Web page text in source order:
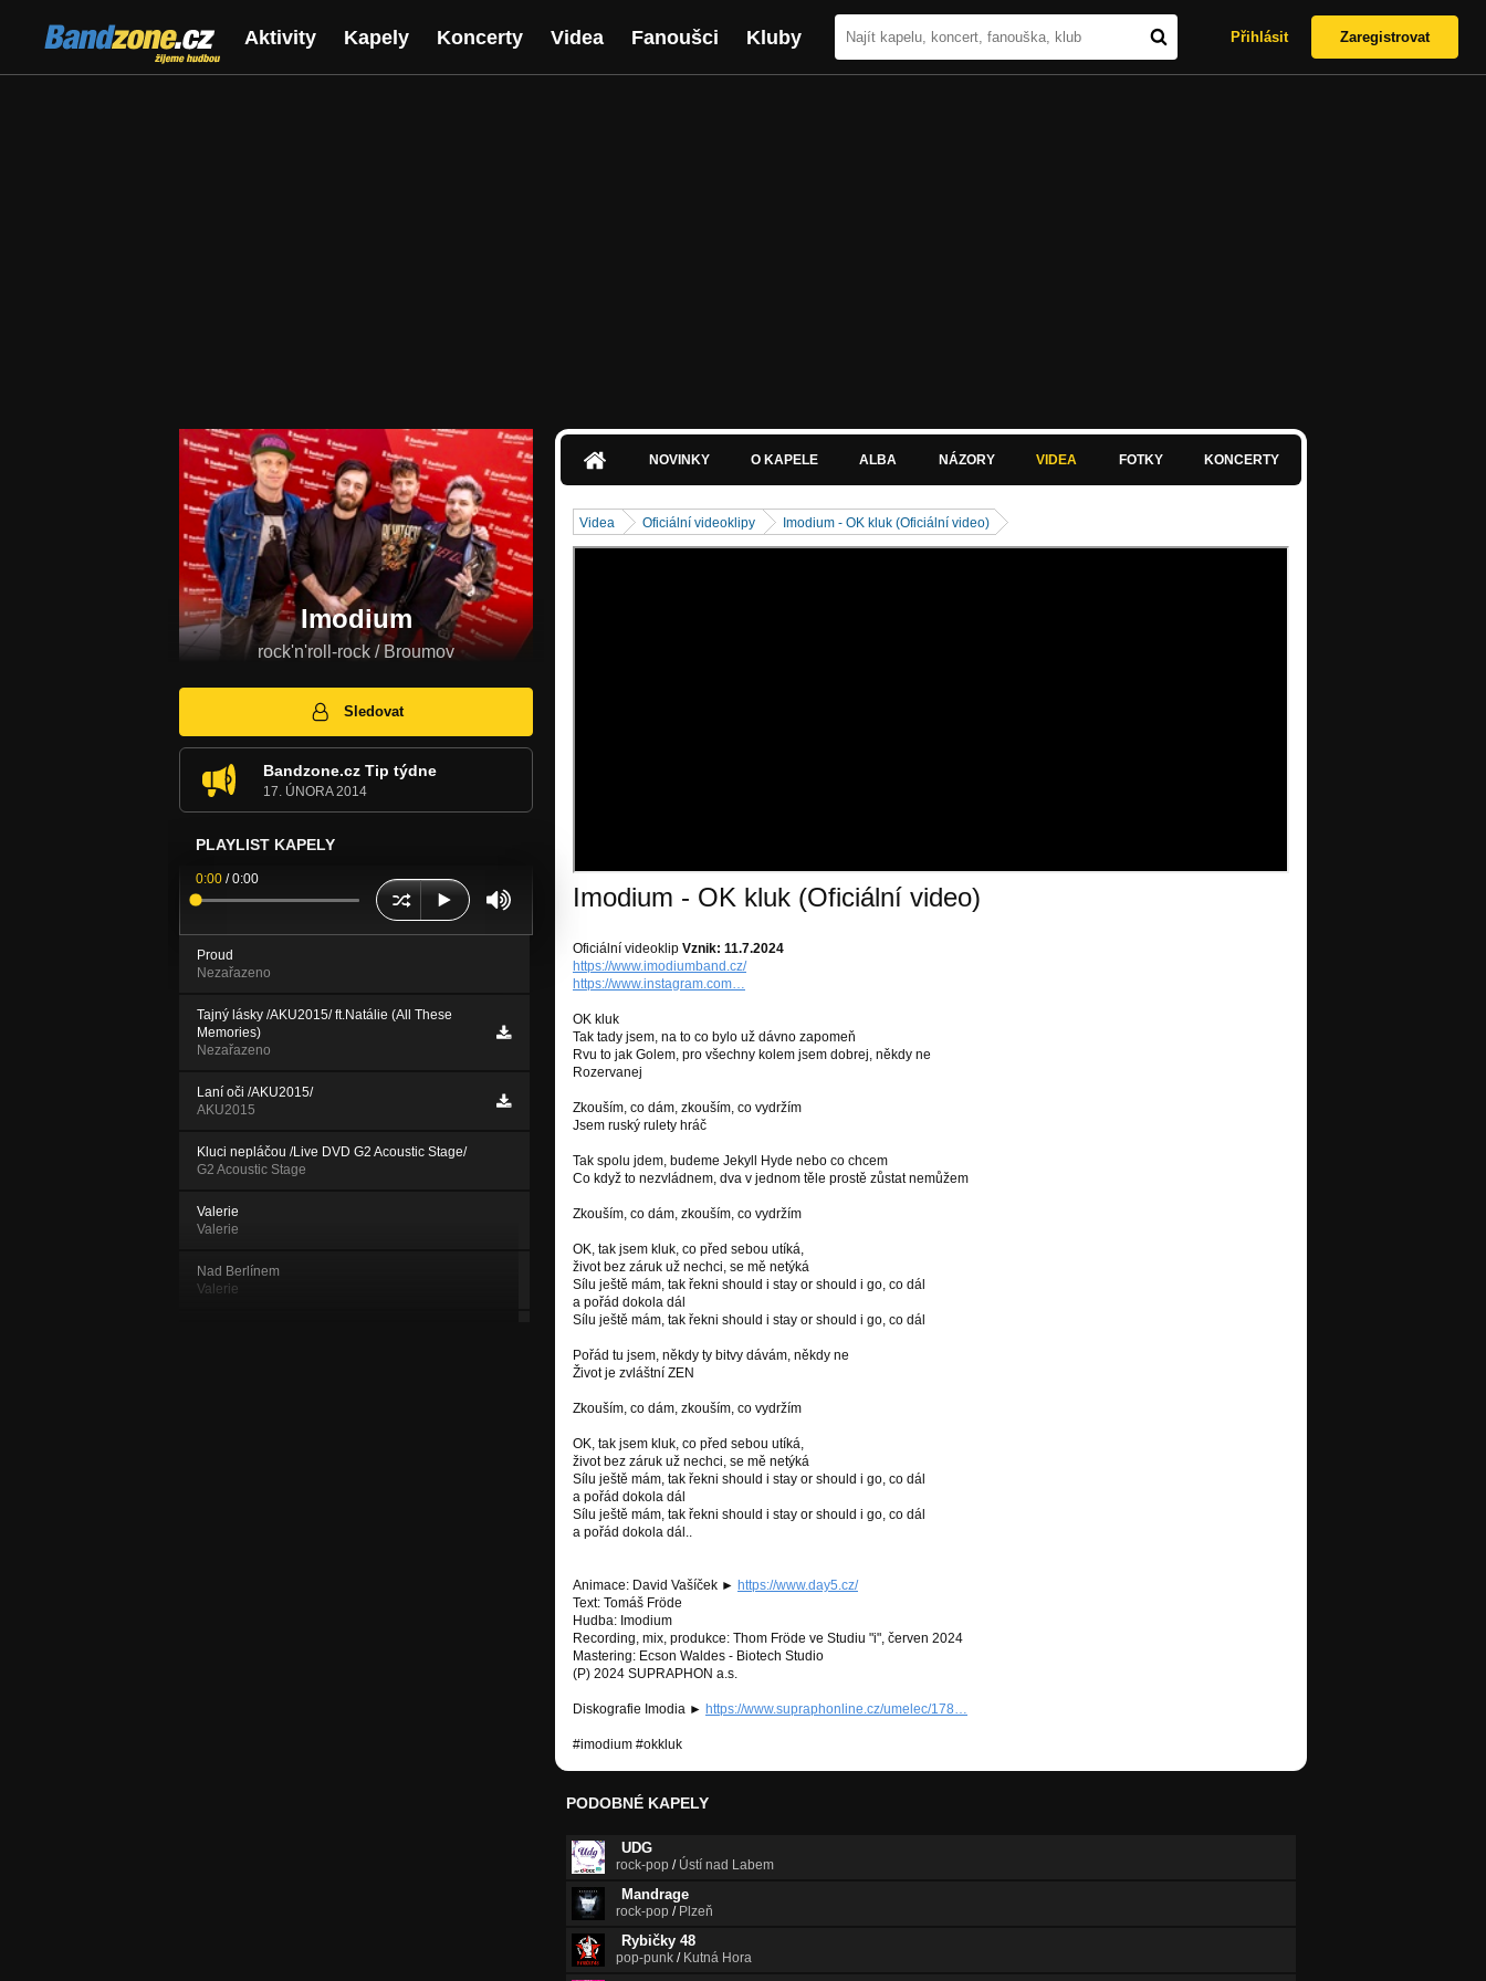
Bandzone.cz
žijeme hudbou
Aktivity Kapely Koncerty Videa Fanoušci Kluby Přihlásit Zaregistrovat
Imodium
rock'n'roll-rock / Broumov
Sledovat
Bandzone.cz Tip týdne
17. ÚNORA 2014
PLAYLIST KAPELY
0:00 /0:00
Proud
Nezařazeno
Tajný lásky /AKU2015/ ft.Natálie (All These
Memories)
Nezařazeno
Laní oči /AKU2015/
AKU2015
Kluci nepláčou /Live DVD G2 Acoustic Stage/
G2 Acoustic Stage
Valerie
Valerie
Nad Berlínem
Valerie
NOVINKY O KAPELE ALBA NÁZORY VIDEA FOTKY KONCERTY
Videa Oficiální videoklipy Imodium - OK kluk (Oficiální video)
Imodium - OK kluk (Oficiální video)
Oficiální videoklip Vznik: 11.7.2024
https://www.imodiumband.cz/
https://www.instagram.com…
OK kluk
Tak tady jsem, na to co bylo už dávno zapomeň
Rvu to jak Golem, pro všechny kolem jsem dobrej, někdy ne
Rozervanej
Zkouším, co dám, zkouším, co vydržím
Jsem ruský rulety hráč
Tak spolu jdem, budeme Jekyll Hyde nebo co chcem
Co když to nezvládnem, dva v jednom těle prostě zůstat nemůžem
Zkouším, co dám, zkouším, co vydržím
OK, tak jsem kluk, co před sebou utíká,
život bez záruk už nechci, se mě netýká
Sílu ještě mám, tak řekni should i stay or should i go, co dál
a pořád dokola dál
Sílu ještě mám, tak řekni should i stay or should i go, co dál
Pořád tu jsem, někdy ty bitvy dávám, někdy ne
Život je zvláštní ZEN
Zkouším, co dám, zkouším, co vydržím
OK, tak jsem kluk, co před sebou utíká,
život bez záruk už nechci, se mě netýká
Sílu ještě mám, tak řekni should i stay or should i go, co dál
a pořád dokola dál
Sílu ještě mám, tak řekni should i stay or should i go, co dál
a pořád dokola dál..
Animace: David Vašíček ► https://www.day5.cz/
Text: Tomáš Fröde
Hudba: Imodium
Recording, mix, produkce: Thom Fröde ve Studiu "i", červen 2024
Mastering: Ecson Waldes - Biotech Studio
(P) 2024 SUPRAPHON a.s.
Diskografie Imodia ► https://www.supraphonline.cz/umelec/178…
#imodium #okkluk
PODOBNÉ KAPELY
UDG
rock-pop / Ústí nad Labem
Mandrage
rock-pop / Plzeň
Rybičky 48
pop-punk / Kutná Hora